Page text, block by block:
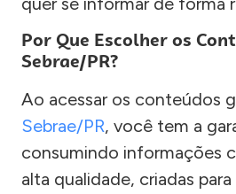
Por Que Escolher os
Sebrae/PR?
Ao acessar os conteúdos
Sebrae/PR, você tem a
consumindo informações
alta qualidade, criadas